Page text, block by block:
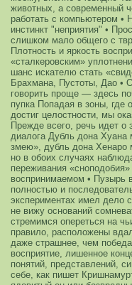
животных, а современный
работать с компьютером •
инстинкт "неприятия" •
слишком мало общего с
Плотность и яркость
«сталкеровским»
шанс искателю стать
Брахмана, Пустоты, Дао •
говорить проще — здесь
пупка Попадая в зоны, где
достиг целостности, мы
Прежде всего, речь идет о
диалога Дубль дона Хуана
змею», дубль дона Хенаро
но в обоих случаях
переживания
воспринимаемом • Пузырь
полностью и
экспериментах имел дело
не вижу оснований
стремимся опереться на
правило, расположены
даже страшнее, чем
восприятие, лишенное
понятий, представлений,
себе, как пишет